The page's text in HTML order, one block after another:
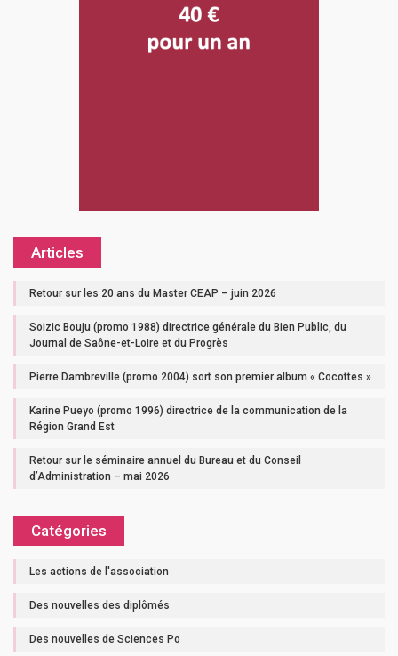
Articles
Retour sur les 20 ans du Master CEAP – juin 2026
Soizic Bouju (promo 1988) directrice générale du Bien Public, du
Journal de Saône-et-Loire et du Progrès
Pierre Dambreville (promo 2004) sort son premier album « Cocottes »
Karine Pueyo (promo 1996) directrice de la communication de la
Région Grand Est
Retour sur le séminaire annuel du Bureau et du Conseil
d’Administration – mai 2026
Catégories
Les actions de l'association
Des nouvelles des diplômés
Des nouvelles de Sciences Po